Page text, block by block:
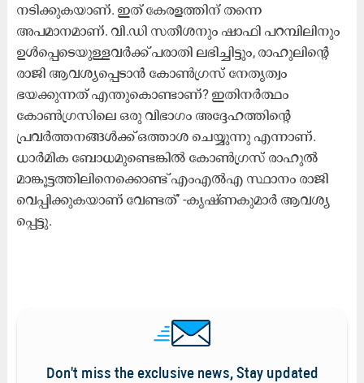
നടിക്കുകയാണ്. ഇത് കേരളത്തിന് തന്നെ
അപമാനമാണ്. വി.ഡി സതീശനും ഷാഫി പറമ്പിലിനും
ഉൾപ്പെടെയുള്ളവർക്ക് പരാതി ലഭിച്ചിട്ടും, രാഹുലിന്റെ
രാജി ആവശ്യപ്പെടാൻ കോൺഗ്രസ് നേതൃത്വം
ഭയക്കുന്നത് എന്തുകൊണ്ടാണ്? ഇതിനർത്ഥം
കോൺഗ്രസിലെ ഒരു വിഭാഗം അദ്ദേഹത്തിന്റെ
പ്രവർത്തനങ്ങൾക്ക് ഒത്താശ ചെയ്യുന്നു എന്നാണ്.
ധാർമിക ബോധമുണ്ടെങ്കിൽ കോൺഗ്രസ് രാഹുൽ
മാങ്കൂട്ടത്തിലിനെക്കൊണ്ട് എംഎൽഎ സ്ഥാനം രാജി
വെപ്പിക്കുകയാണ് വേണ്ടത്’ -കൃഷ്ണകുമാർ ആവശ്യ​
പ്പെട്ടു.
Don't miss the exclusive news, Stay updated